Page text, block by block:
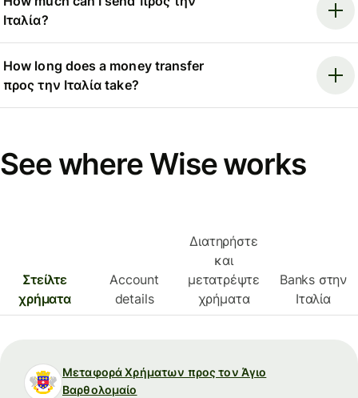
Ιταλία?
How long does a money transfer
προς την Ιταλία take?
See where Wise works
Στείλτε
χρήματα
Account
details
Διατηρήστε
και
μετατρέψτε
χρήματα
Banks στην
Ιταλία
Μεταφορά Χρήματων προς τον Άγιο
Βαρθολομαίο